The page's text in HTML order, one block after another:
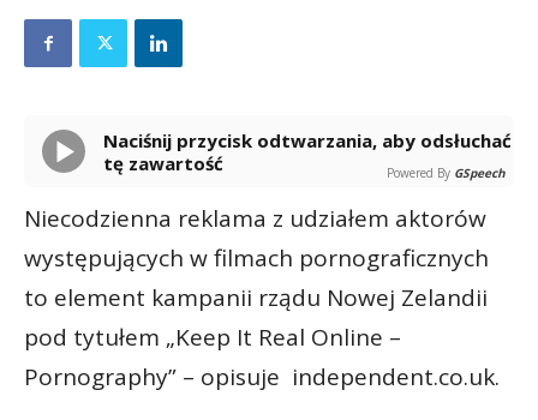
Naciśnij przycisk odtwarzania, aby odsłuchać
tę zawartość
Powered By GSpeech
Niecodzienna reklama z udziałem aktorów
występujących w filmach pornograficznych
to element kampanii rządu Nowej Zelandii
pod tytułem „Keep It Real Online –
Pornography” – opisuje independent.co.uk.